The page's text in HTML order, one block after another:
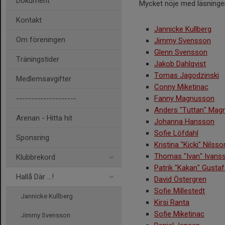
Kontakt
Om föreningen
Träningstider
Medlemsavgifter
--------------------
Arenan - Hitta hit
Sponsring
Klubbrekord
Hallå Där ...!
Jannicke Kullberg
Jimmy Svensson
Mycket nöje med
Jannicke Kullberg
Jimmy Svensson
Glenn Svensson
Jakob Dahlqvist
Tomas Jagodzinski
Conny Miketinac
Fanny Magnusson
Anders "Tuttan"
Johanna Hansson
Sofie Löfdahl
Kristina "Kicki"
Thomas "Ivan"
Patrik "Kakan"
David Östergren
Sofie Millestedt
Kirsi Ranta
Sofie Miketinac